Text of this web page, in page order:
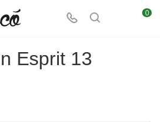
0
Esprit 13